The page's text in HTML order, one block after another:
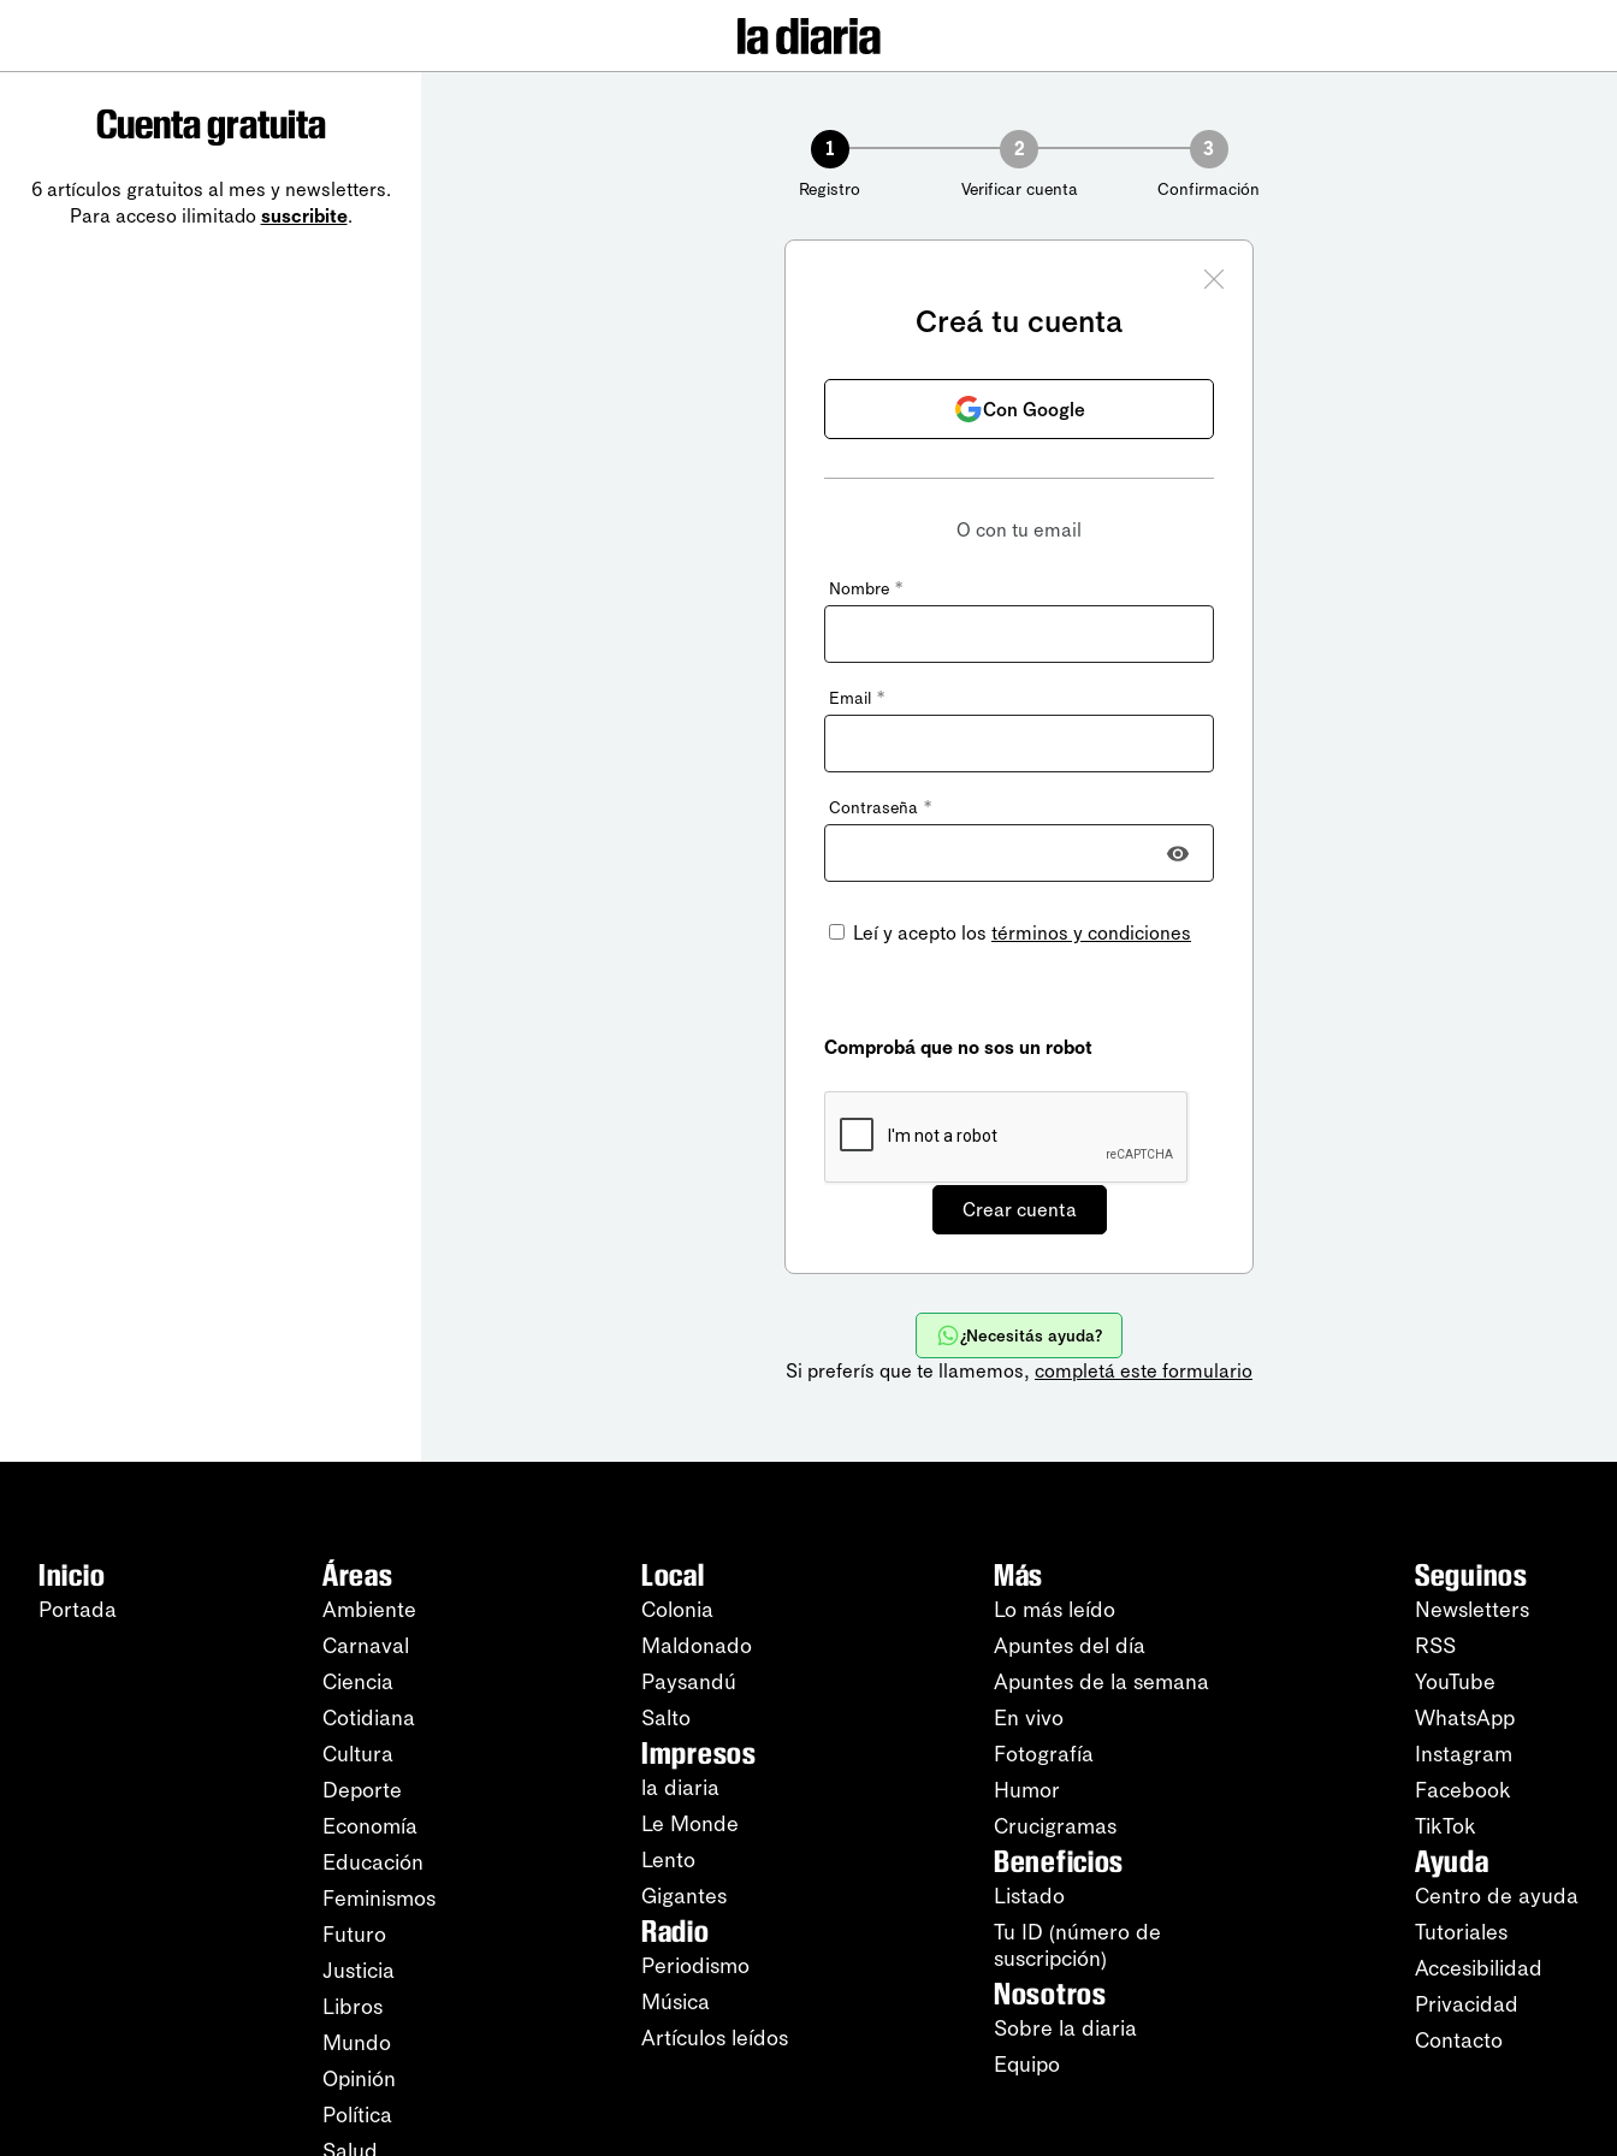
Cuenta gratuita
6 artículos gratuitos al mes y newsletters.
Para acceso ilimitado suscribite.
1
Registro
2
Verificar cuenta
3
Confirmación
Creá tu cuenta
Con Google
O con tu email
Nombre *
Email *
Contraseña *
Leí y acepto los términos y condiciones
Comprobá que no sos un robot
¿Necesitás ayuda?
Si preferís que te llamemos, completá este formulario
Inicio
Portada
Áreas
Ambiente
Carnaval
Ciencia
Cotidiana
Cultura
Deporte
Economía
Educación
Feminismos
Futuro
Justicia
Libros
Mundo
Opinión
Política
Local
Colonia
Maldonado
Paysandú
Salto
Impresos
la diaria
Le Monde
Lento
Gigantes
Radio
Periodismo
Música
Artículos leídos
Más
Lo más leído
Apuntes del día
Apuntes de la semana
En vivo
Fotografía
Humor
Crucigramas
Beneficios
Listado
Tu ID (número de
suscripción)
Nosotros
Sobre la diaria
Equipo
Seguinos
Newsletters
RSS
YouTube
WhatsApp
Instagram
Facebook
TikTok
Ayuda
Centro de ayuda
Tutoriales
Accesibilidad
Privacidad
Contacto